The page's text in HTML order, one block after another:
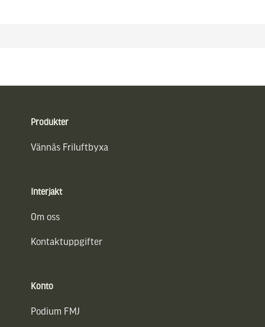
Produkter
Vännäs Friluftbyxa
Interjakt
Om oss
Kontaktuppgifter
Konto
Podium FMJ